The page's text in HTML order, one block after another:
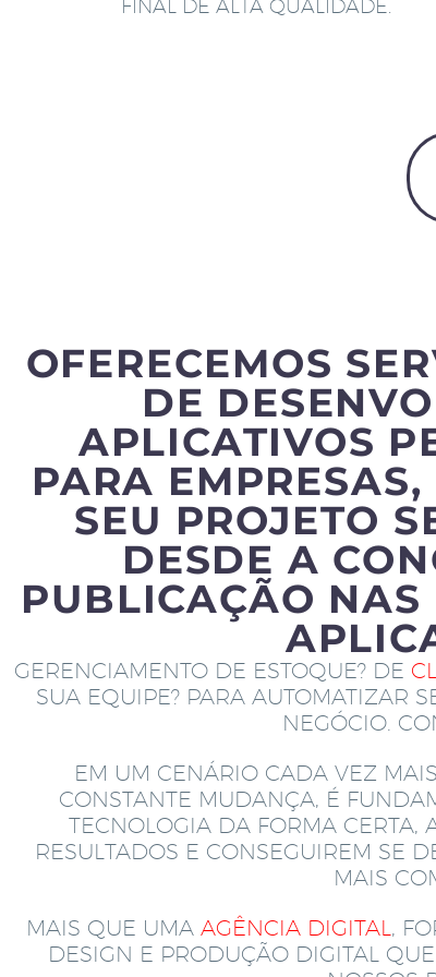
FINAL DE ALTA QUALIDADE.
OFERECEMOS
DE
APLICATIVOS
PARA
SEU PROJETO
DESDE A
PUBLICAÇÃO
GERENCIAMENTO DE ESTOQUE? DE
SUA EQUIPE? PARA AUTOMATIZAR
NEGÓCIO.
EM UM CENÁRIO CADA VEZ
CONSTANTE MUDANÇA, É
TECNOLOGIA DA FORMA CERTA,
RESULTADOS E CONSEGUIREM SE
MAIS
MAIS QUE UMA AGÊNCIA DIGITAL,
DESIGN E PRODUÇÃO DIGITAL